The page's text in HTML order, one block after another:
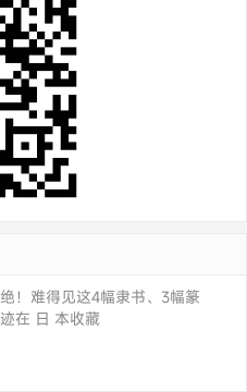
！难得见这4幅隶书、3幅篆
在 日 本收藏